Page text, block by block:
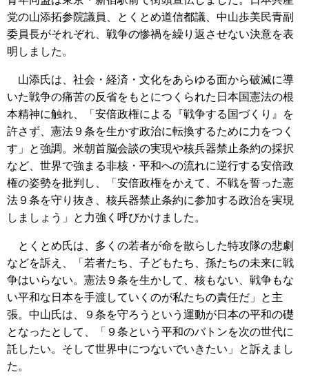
党の山添拓参院議員、とくとめ道信都議、中山歩美民青副
委員長がそれぞれ、戦争の惨禍を繰り返させない決意を表
明しました。
山添氏は、社会・経済・文化をあらゆる面から破滅に導
いた戦争の痛苦の反省をもとにつくられた日本国憲法の根
本精神に触れ、「安倍政権による『戦争する国づくり』を
許さず、憲法９条を生かす政治に転換するために力をつく
す」と強調。米朝首脳会談の実現や核兵器禁止条約の採択
など、世界で強まる非核・平和への流れに逆行する安倍政
権の姿勢を批判し、「安倍政権をかえて、不戦を誓った憲
法９条を守り抜き、核兵器禁止条約に参加する政治を実現
しましょう」と力強く呼びかけました。
とくとめ氏は、多くの若者が命を散らした特攻隊の悲劇
などを訴え、「若者たち、子どもたち、孫たちの未来に戦
争はいらない。憲法９条を生かして、核もない、戦争もな
い平和な日本を手渡していくのが私たちの責任だ」と主
張。中山氏は、９条を守ろうという運動が日本の平和の礎
となったとして、「９条という平和のバトンを次の世代に
託したい。そして世界中につないでいきたい」と訴えまし
た。